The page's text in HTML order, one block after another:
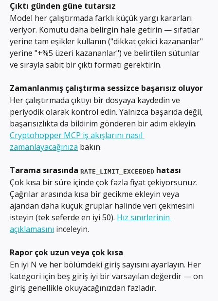
Çıktı günden güne tutarsız
Model her çalıştırmada farklı küçük yargı kararları
veriyor. Komutu daha belirgin hale getirin — sıfatlar
yerine tam eşikler kullanın ("dikkat çekici kazananlar"
yerine "+%5 üzeri kazananlar") ve belirtilen sütunlar
ve sırayla sabit bir çıktı formatı gerektirin.
Zamanlanmış çalıştırma sessizce başarısız oluyor
Her çalıştırmada çıktıyı bir dosyaya kaydedin ve
periyodik olarak kontrol edin. Yalnızca başarıda değil,
başarısızlıkta da bildirim gönderen bir adım ekleyin.
Cryptohopper MCP iş akışlarını nasıl
zamanlayacağınıza bakın.
Tarama sırasında RATE_LIMIT_EXCEEDED hatası
Çok kısa bir süre içinde çok fazla fiyat çekiyorsunuz.
Çağrılar arasında kısa bir gecikme ekleyin veya
ajandan daha küçük gruplar halinde veri çekmesini
isteyin (tek seferde en iyi 50). Hız sınırlerinin
açıklamasını inceleyin.
Rapor çok uzun veya çok kısa
En iyi N ve her bölümdeki giriş sayısını ayarlayın. Her
kategori için beş giriş iyi bir varsayılan değerdir — on
giriş genellikle okuyacağınızdan fazladır.